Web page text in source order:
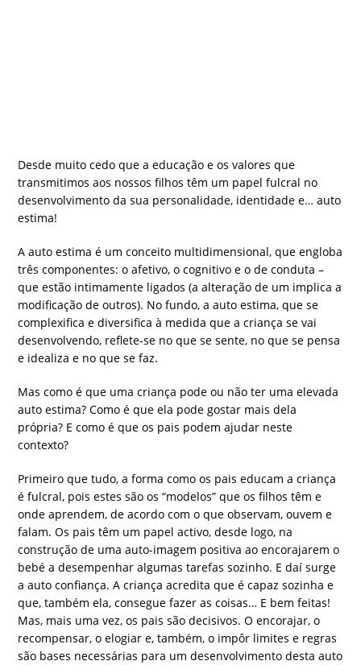
Desde muito cedo que a educação e os valores que
transmitimos aos nossos filhos têm um papel fulcral no
desenvolvimento da sua personalidade, identidade e… auto
estima!
A auto estima é um conceito multidimensional, que engloba
três componentes: o afetivo, o cognitivo e o de conduta –
que estão intimamente ligados (a alteração de um implica a
modificação de outros). No fundo, a auto estima, que se
complexifica e diversifica à medida que a criança se vai
desenvolvendo, reflete-se no que se sente, no que se pensa
e idealiza e no que se faz.
Mas como é que uma criança pode ou não ter uma elevada
auto estima? Como é que ela pode gostar mais dela
própria? E como é que os pais podem ajudar neste
contexto?
Primeiro que tudo, a forma como os pais educam a criança
é fulcral, pois estes são os “modelos” que os filhos têm e
onde aprendem, de acordo com o que observam, ouvem e
falam. Os pais têm um papel activo, desde logo, na
construção de uma auto-imagem positiva ao encorajarem o
bebé a desempenhar algumas tarefas sozinho. E daí surge
a auto confiança. A criança acredita que é capaz sozinha e
que, também ela, consegue fazer as coisas… E bem feitas!
Mas, mais uma vez, os pais são decisivos. O encorajar, o
recompensar, o elogiar e, também, o impôr limites e regras
são bases necessárias para um desenvolvimento desta auto